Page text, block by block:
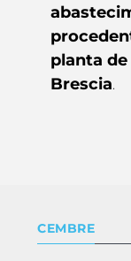
planta
Brescia.
CEMBRE